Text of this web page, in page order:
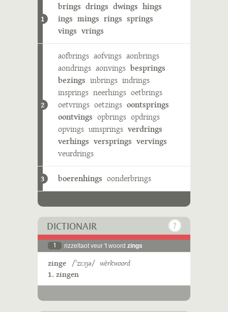
1
brings drings dwings hings
ings mings rings springs
vings vrings
2
aofbrings aofvings aonbrings
aondrings aonvings besprings
bezings inbrings indrings
insprings neerhings oetbrings
oetvrings oetzings oontsprings
oontvings opbrings opdrings
opvings umsprings verdrings
verhings versprings vervings
veurdrings
3 boerenhings oonderbrings
DICTIONAIR
1 rizzeltaot veur 't woord zings
zinge /ˈzɪːŋə/ wèrkwoord
1. zingen